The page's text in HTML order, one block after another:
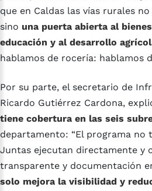
que en Caldas las vías rurales
sino una puerta abierta al
educación y al desarrollo
hablamos de rocería: hablamos
Por su parte, el secretario de
Ricardo Gutiérrez Cardona,
tiene cobertura en las seis
departamento: “El programa no
Juntas ejecutan directamente y
transparente y documentación
solo mejora la visibilidad y